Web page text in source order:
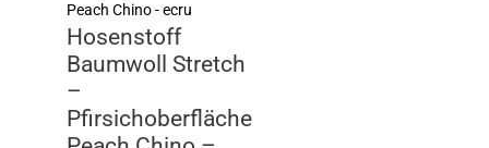
Hosenstoff
Baumwoll Stretch
–
Pfirsichoberfläche